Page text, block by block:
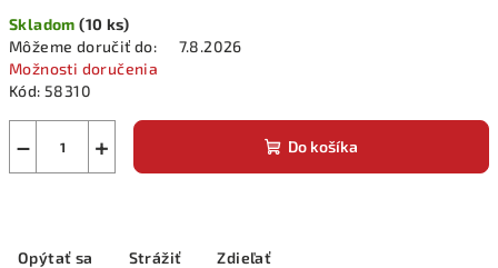
cena:
Skladom(10 ks)
Môžeme doručiť do:
7.8.2026
Možnosti doručenia
Kód: 58310
+
− Do košíka
Opýtať sa Strážiť Zdieľať